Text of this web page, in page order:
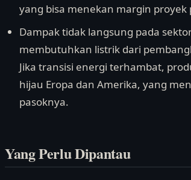
yang bisa menekan margin proyek
Dampak tidak langsung pada
membutuhkan listrik dari
Jika transisi energi terhambat,
hijau Eropa dan Amerika, yang
pasoknya.
Yang Perlu Dipantau